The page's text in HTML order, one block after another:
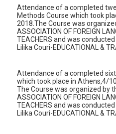
Attendance of a completed
Methods Course which took
2018.The Course was
ASSOCIATION OF FOREIGN
TEACHERS and was
Lilika Couri-EDUCATIONAL &
Attendance of a completed
which took place in Athens,4/
The Course was organized by
ASSOCIATION OF FOREIGN
TEACHERS and was
Lilika Couri-EDUCATIONAL &